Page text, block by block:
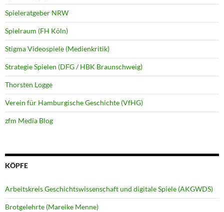
Spieleratgeber NRW
Spielraum (FH Köln)
Stigma Videospiele (Medienkritik)
Strategie Spielen (DFG / HBK Braunschweig)
Thorsten Logge
Verein für Hamburgische Geschichte (VfHG)
zfm Media Blog
KÖPFE
Arbeitskreis Geschichtswissenschaft und digitale Spiele (AKGWDS)
Brotgelehrte (Mareike Menne)